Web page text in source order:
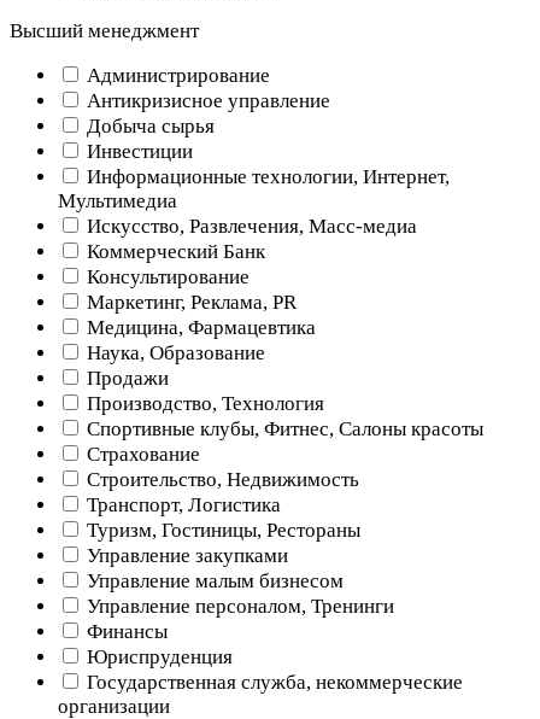
Высший менеджмент
Администрирование
Антикризисное управление
Добыча cырья
Инвестиции
Информационные технологии, Интернет,
Мультимедиа
Искусство, Развлечения, Масс-медиа
Коммерческий Банк
Консультирование
Маркетинг, Реклама, PR
Медицина, Фармацевтика
Наука, Образование
Продажи
Производство, Технология
Спортивные клубы, Фитнес, Салоны красоты
Страхование
Строительство, Недвижимость
Транспорт, Логистика
Туризм, Гостиницы, Рестораны
Управление закупками
Управление малым бизнесом
Управление персоналом, Тренинги
Финансы
Юриспруденция
Государственная служба, некоммерческие
организации